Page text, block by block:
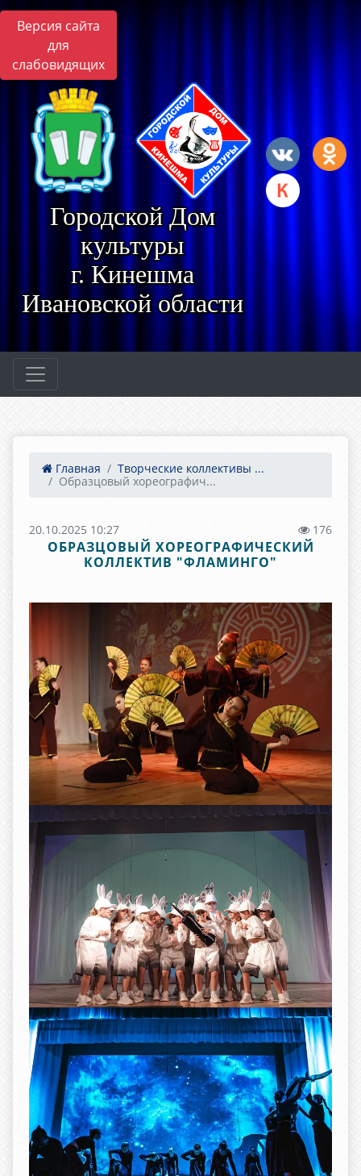
Версия сайта
для
слабовидящих
Городской Дом
культуры
г. Кинешма
Ивановской области
Главная
Творческие коллективы ...
Образцовый хореографич...
20.10.2025 10:27 176
ОБРАЗЦОВЫЙ ХОРЕОГРАФИЧЕСКИЙ
КОЛЛЕКТИВ "ФЛАМИНГО"